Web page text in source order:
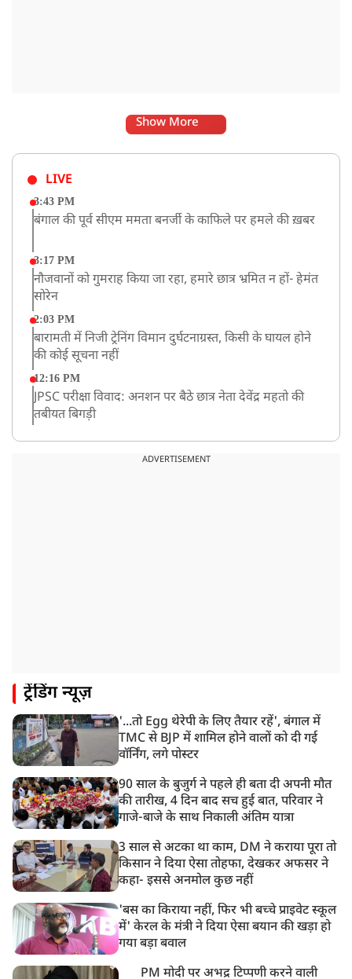
Show More
LIVE
3:43 PM
बंगाल की पूर्व सीएम ममता बनर्जी के काफिले पर हमले की ख़बर
3:17 PM
नौजवानों को गुमराह किया जा रहा, हमारे छात्र भ्रमित न हों- हेमंत
सोरेन
2:03 PM
बारामती में निजी ट्रेनिंग विमान दुर्घटनाग्रस्त, किसी के घायल होने
की कोई सूचना नहीं
12:16 PM
JPSC परीक्षा विवाद: अनशन पर बैठे छात्र नेता देवेंद्र महतो की
तबीयत बिगड़ी
रांचीः छात्रों के समर्थन में विधायक जयराम महतो ने शुरू किया
देशभर में आज से 'हर घर तिरंगा' अभियान, सीएम योगी लखनऊ
8:21 AM
गाज़ियाबाद में मुठभेड़, 3 ड्रग तस्कर गिरफ्तार, 21 किलो गांजा
बरामद
ADVERTISEMENT
ट्रेंडिंग न्यूज़
'...तो Egg थेरेपी के लिए तैयार रहें', बंगाल में
TMC से BJP में शामिल होने वालों को दी गई
वॉर्निंग, लगे पोस्टर
90 साल के बुजुर्ग ने पहले ही बता दी अपनी मौत
की तारीख, 4 दिन बाद सच हुई बात, परिवार ने
गाजे-बाजे के साथ निकाली अंतिम यात्रा
3 साल से अटका था काम, DM ने कराया पूरा तो
किसान ने दिया ऐसा तोहफा, देखकर अफसर ने
कहा- इससे अनमोल कुछ नहीं
'बस का किराया नहीं, फिर भी बच्चे प्राइवेट स्कूल
में' केरल के मंत्री ने दिया ऐसा बयान की खड़ा हो
गया बड़ा बवाल
PM मोदी पर अभद्र टिप्पणी करने वाली